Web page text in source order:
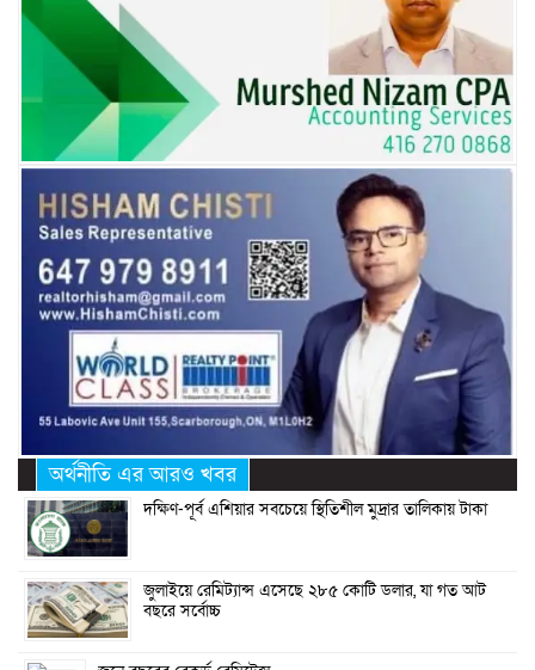
অর্থনীতি এর আরও খবর
দক্ষিণ-পূর্ব এশিয়ার সবচেয়ে স্থিতিশীল মুদ্রার তালিকায় টাকা
জুলাইয়ে রেমিট্যান্স এসেছে ২৮৫ কোটি ডলার, যা গত আট
বছরে সর্বোচ্চ